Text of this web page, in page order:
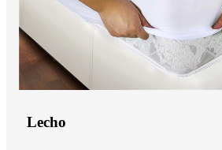
Lecho